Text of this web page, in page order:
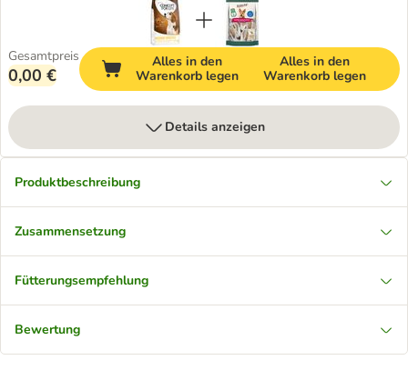
Gesamtpreis
0,00 €
Alles in den
Warenkorb legen
Alles in den
Warenkorb legen
Details anzeigen
Produktbeschreibung
Zusammensetzung
Fütterungsempfehlung
Bewertung